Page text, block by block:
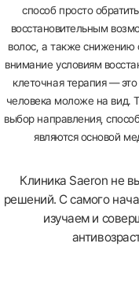
способ просто
восстановительным
волос, а также снижению
внимание условиям
клеточная терапия —
человека моложе на вид.
выбор направления,
являются основой
Клиника Saeron не
решений. С самого
изучаем и